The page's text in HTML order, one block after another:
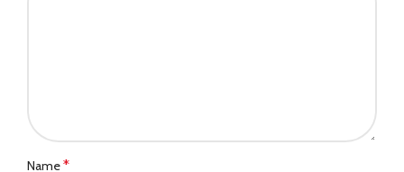
Name*